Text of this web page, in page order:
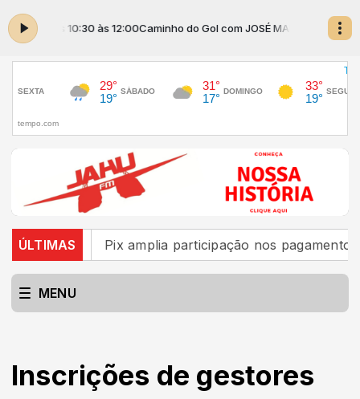
das 10:30 às 12:00Caminho do Gol com JOSÉ MAIA das 10:30 às
ÚLTIMAS
país Pix amplia participação nos pagamentos em
MENU
Inscrições de gestores